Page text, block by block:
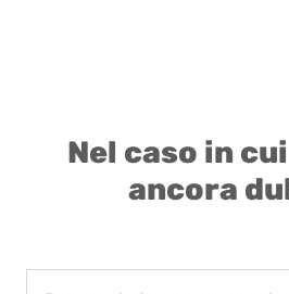
Nel caso in
ancora